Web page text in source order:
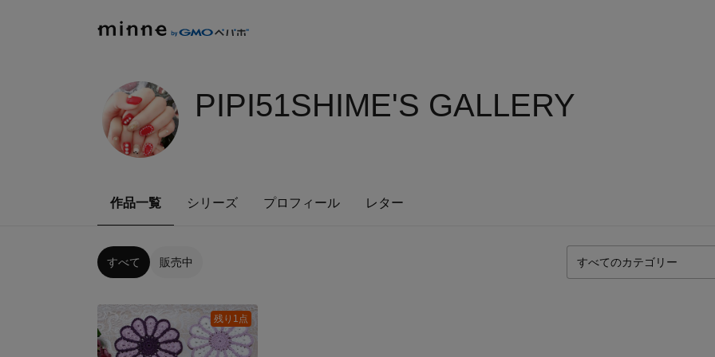
PIPI51SHIME'S GALLERY
作品一覧 シリーズ プロフィール レター
すべて 販売中
残り1点